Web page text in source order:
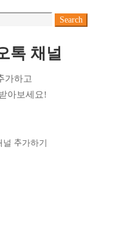
Search
톡 채널
가하고
아보세요!
추가하기